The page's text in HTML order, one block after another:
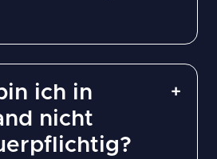
ich in
nicht